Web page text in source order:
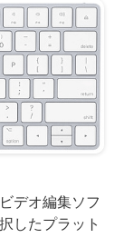
デオ編集ソフ
したプラット